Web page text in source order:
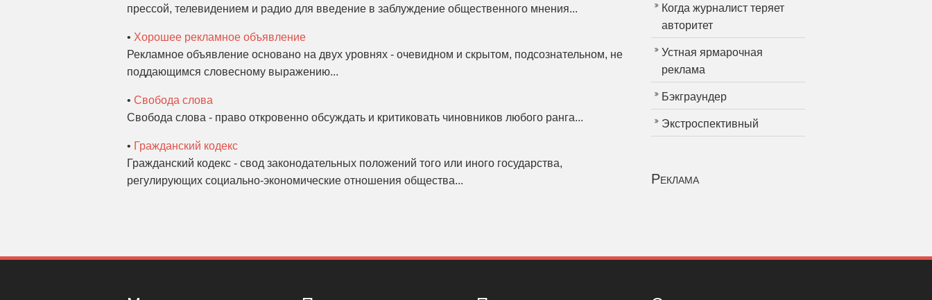
прессой, телевидением и радио для введение в заблуждение общественного мнения...
• Хорошее рекламное объявление
Рекламное объявление основано на двух уровнях - очевидном и скрытом, подсознательном, не
поддающимся словесному выражению...
• Свобода слова
Свобода слова - право откровенно обсуждать и критиковать чиновников любого ранга...
• Гражданский кодекс
Гражданский кодекс - свод законодательных положений того или иного государства,
регулирующих социально-экономические отношения общества...
Когда журналист теряет
авторитет
Устная ярмарочная
реклама
Бэкграундер
Экстроспективный
Реклама